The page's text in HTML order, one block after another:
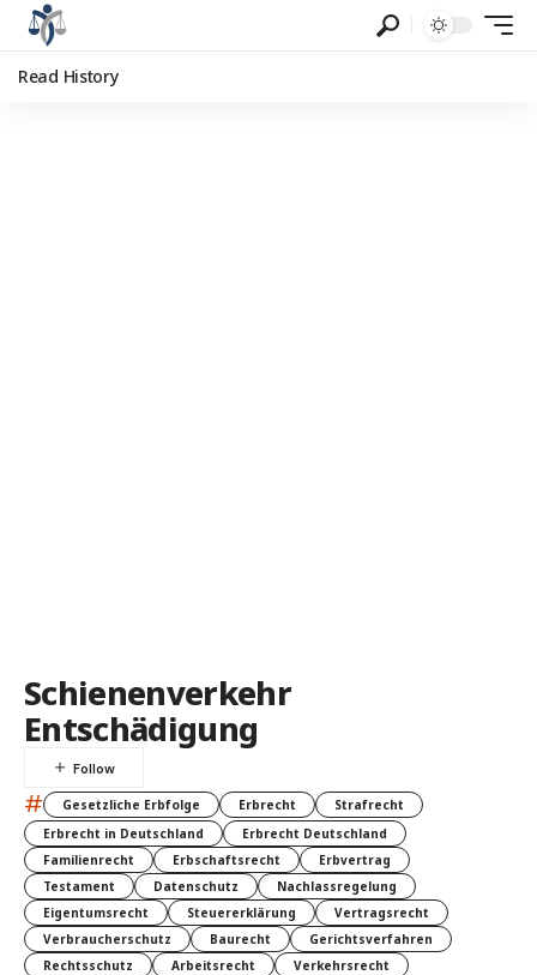
Read History
Schienenverkehr
Entschädigung
# Gesetzliche Erbfolge Erbrecht
Strafrecht
Erbrecht in Deutschland
Erbrecht Deutschland
Familienrecht
Erbschaftsrecht
Erbvertrag
Testament
Datenschutz
Nachlassregelung
Eigentumsrecht
Steuererklärung
Vertragsrecht
Verbraucherschutz
Baurecht
Gerichtsverfahren
Rechtsschutz
Arbeitsrecht Verkehrsrecht